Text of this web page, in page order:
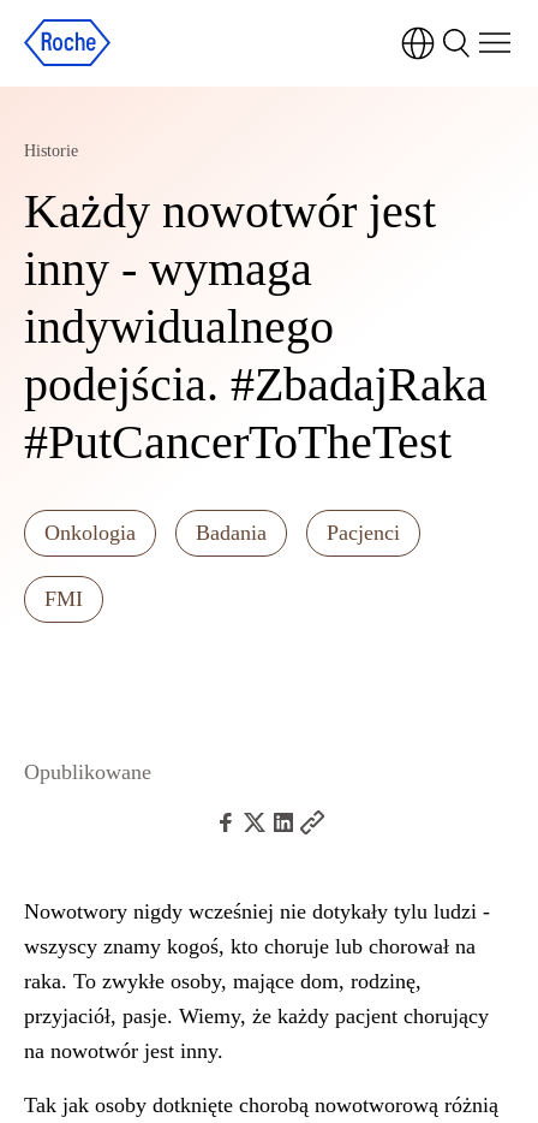
Historie
Każdy nowotwór jest
inny - wymaga
indywidualnego
podejścia. #ZbadajRaka
#PutCancerToTheTest
Onkologia Badania Pacjenci
FMI
Opublikowane
Nowotwory nigdy wcześniej nie dotykały tylu ludzi -
wszyscy znamy kogoś, kto choruje lub chorował na
raka. To zwykłe osoby, mające dom, rodzinę,
przyjaciół, pasje. Wiemy, że każdy pacjent chorujący
na nowotwór jest inny.
Tak jak osoby dotknięte chorobą nowotworową różnią